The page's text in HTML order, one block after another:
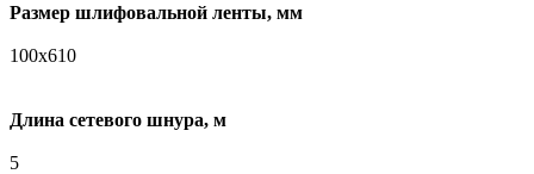
Размер шлифовальной ленты, мм
100х610
Длина сетевого шнура, м
5